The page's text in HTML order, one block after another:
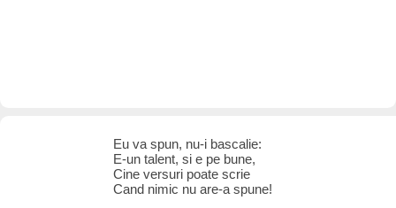
Eu va spun, nu-i bascalie:
E-un talent, si e pe bune,
Cine versuri poate scrie
Cand nimic nu are-a spune!